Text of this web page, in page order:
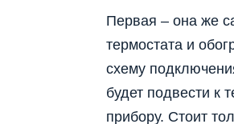
Первая – она же
термостата и
схему
будет подвести к
прибору. Стоит